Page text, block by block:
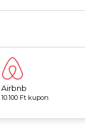
Airbnb
10.100 Ft kupon